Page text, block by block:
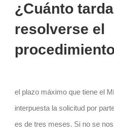
¿Cuánto
resolverse el
el plazo máximo que tiene el
interpuesta la solicitud por
es de tres meses. Si no se